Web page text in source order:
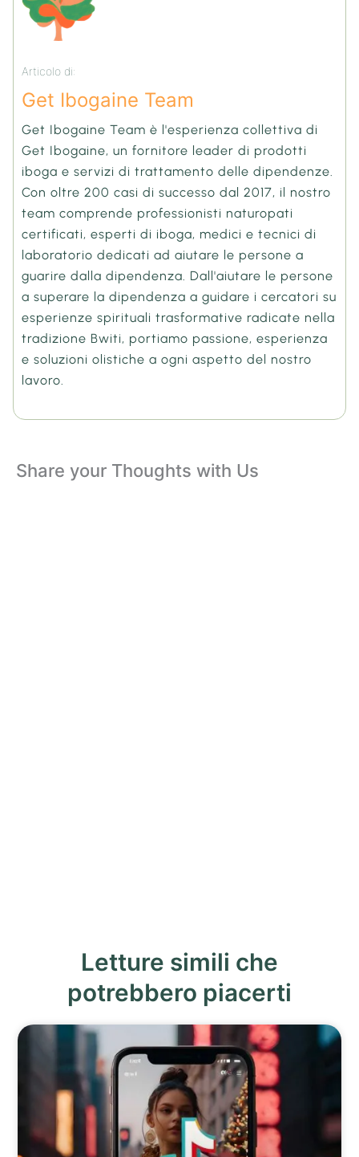
Articolo di:
Get Ibogaine Team
Get Ibogaine Team è l'esperienza collettiva di
Get Ibogaine, un fornitore leader di prodotti
iboga e servizi di trattamento delle dipendenze.
Con oltre 200 casi di successo dal 2017, il nostro
team comprende professionisti naturopati
certificati, esperti di iboga, medici e tecnici di
laboratorio dedicati ad aiutare le persone a
guarire dalla dipendenza. Dall'aiutare le persone
a superare la dipendenza a guidare i cercatori su
esperienze spirituali trasformative radicate nella
tradizione Bwiti, portiamo passione, esperienza
e soluzioni olistiche a ogni aspetto del nostro
lavoro.
Share your Thoughts with Us
Letture simili che
potrebbero piacerti